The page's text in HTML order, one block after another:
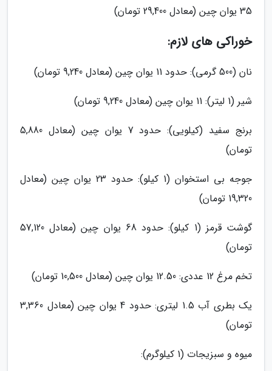
35 یوان چین (معادل 29,400 تومان)
خوراکی های لازم:
نان (500 گرمی): حدود 11 یوان چین (معادل 9,240 تومان)
شیر (1 لیتر): 11 یوان چین (معادل 9,240 تومان)
برنج سفید (کیلویی): حدود 7 یوان چین (معادل 5,880
تومان)
جوجه بی استخوان (1 کیلو): حدود 23 یوان چین (معادل
19,320 تومان)
گوشت قرمز (1 کیلو): حدود 68 یوان چین (معادل 57,120
تومان)
تخم مرغ 12 عددی: 12.50 یوان چین (معادل 10,500 تومان)
یک بطری آب 1.5 لیتری: حدود 4 یوان چین (معادل 3,360
تومان)
میوه و سبزیجات (1 کیلوگرم):